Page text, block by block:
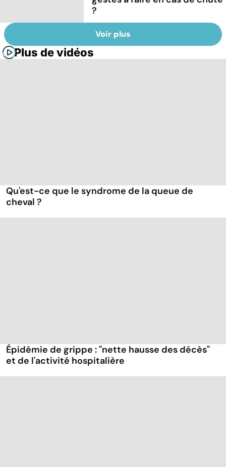
?
Voir plus
Plus de vidéos
Qu'est-ce que le syndrome de la queue de
cheval ?
Épidémie de grippe : "nette hausse des décès"
et de l'activité hospitalière